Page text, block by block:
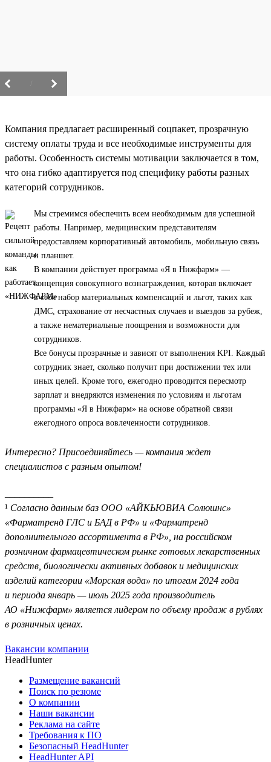
Компания предлагает расширенный соцпакет, прозрачную
систему оплаты труда и все необходимые инструменты для
работы. Особенность системы мотивации заключается в том,
что она гибко адаптируется под специфику работы разных
категорий сотрудников.
Мы стремимся обеспечить всем необходимым для успешной
работы. Например, медицинским представителям
предоставляем корпоративный автомобиль, мобильную связь
и планшет.
В компании действует программа «Я в Нижфарм» —
концепция совокупного вознаграждения, которая включает
в себя набор материальных компенсаций и льгот, таких как
ДМС, страхование от несчастных случаев и выездов за рубеж,
а также нематериальные поощрения и возможности для
сотрудников.
Все бонусы прозрачные и зависят от выполнения KPI. Каждый
сотрудник знает, сколько получит при достижении тех или
иных целей. Кроме того, ежегодно проводится пересмотр
зарплат и внедряются изменения по условиям и льготам
программы «Я в Нижфарм» на основе обратной связи
ежегодного опроса вовлеченности сотрудников.
Интересно? Присоединяйтесь — компания ждет
специалистов с разным опытом!
¹ Согласно данным баз ООО «АЙКЬЮВИА Солюшнс»
«Фарматренд ГЛС и БАД в РФ» и «Фарматренд
дополнительного ассортимента в РФ», на российском
розничном фармацевтическом рынке готовых лекарственных
средств, биологически активных добавок и медицинских
изделий категории «Морская вода» по итогам 2024 года
и периода январь — июль 2025 года производитель
АО «Нижфарм» является лидером по объему продаж в рублях
в розничных ценах.
Вакансии компании
HeadHunter
Размещение вакансий
Поиск по резюме
О компании
Наши вакансии
Реклама на сайте
Требования к ПО
Безопасный HeadHunter
HeadHunter API